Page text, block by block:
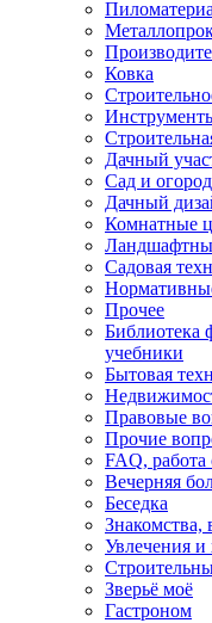
Ковка
Дачный
Сад и огород
Дачный
Комнатные
Садовая
Прочее
Библиотека
учебники
Бытовая
Правовые
Прочие
FAQ,
Вечерняя
Беседка
Знакомства,
Увлечения и
Зверьё моё
Гастроном